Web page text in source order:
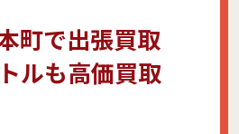
町で出張買取
ルも高価買取